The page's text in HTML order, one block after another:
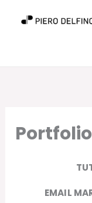
Portfolio
EMAIL